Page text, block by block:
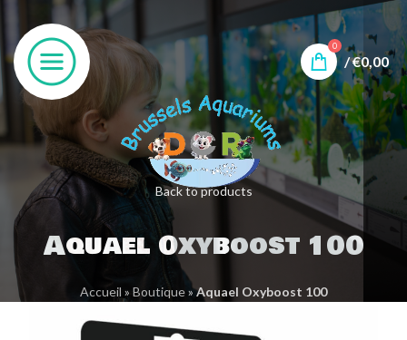
0
/€0,00
Back to products
Aquael Oxyboost 100
Accueil » Boutique»Aquael Oxyboost 100